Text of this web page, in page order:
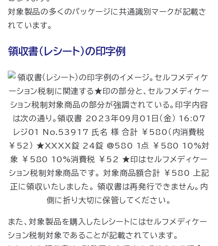
対象製品の多くのパッケージに共通識別マークが記載さ
れています。
領収書（レシート）の印字例
また、対象製品を購入したレシートにはセルフメディケー
ション税制対象であることが記載されています。